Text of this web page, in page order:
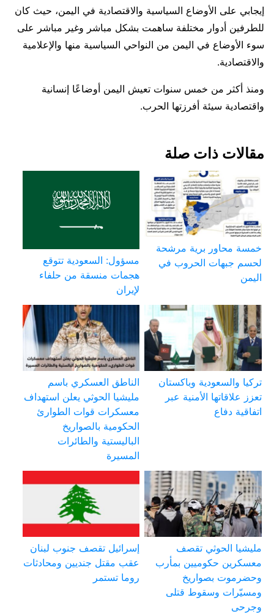
إيجابي على الأوضاع السياسية والاقتصادية في اليمن، حيث كان
للطرفين أدوار مختلفة ساهمت بشكل مباشر وغير مباشر على
سوء الأوضاع في اليمن من النواحي السياسية منها والإعلامية
والاقتصادية.
ومنذ أكثر من خمس سنوات تعيش اليمن أوضاعًا إنسانية
واقتصادية سيئة أفرزتها الحرب.
مقالات ذات صلة
خمسة محاور برية مرشحة
لحسم جبهات الحروب في
اليمن
مسؤول: السعودية تتوقع
هجمات منسقة من حلفاء
لإيران
تركيا والسعودية وباكستان
تعزز علاقاتها الأمنية عبر
اتفاقية دفاع
الناطق العسكري باسم
مليشيا الحوثي يعلن استهداف
معسكرات قوات الطوارئ
الحكومية بالصواريخ
الباليستية والطائرات
المسيرة
مليشيا الحوثي تقصف
معسكرين حكوميين بمأرب
وحضرموت بصواريخ
ومسيّرات وسقوط قتلى
وجرحى
إسرائيل تقصف جنوب لبنان
عقب مقتل جنديين ومحادثات
روما تستمر